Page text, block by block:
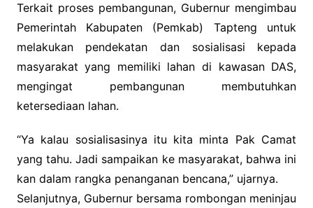
Terkait proses pembangunan, Gubernur mengimbau
Pemerintah Kabupaten (Pemkab) Tapteng untuk
melakukan pendekatan dan sosialisasi kepada
masyarakat yang memiliki lahan di kawasan DAS,
mengingat pembangunan membutuhkan
ketersediaan lahan.
“Ya kalau sosialisasinya itu kita minta Pak Camat
yang tahu. Jadi sampaikan ke masyarakat, bahwa ini
kan dalam rangka penanganan bencana,” ujarnya.
Selanjutnya, Gubernur bersama rombongan meninjau